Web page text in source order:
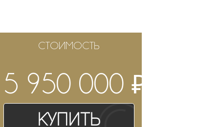
СТОИМОСТЬ
5 950 000 ₽
Купить